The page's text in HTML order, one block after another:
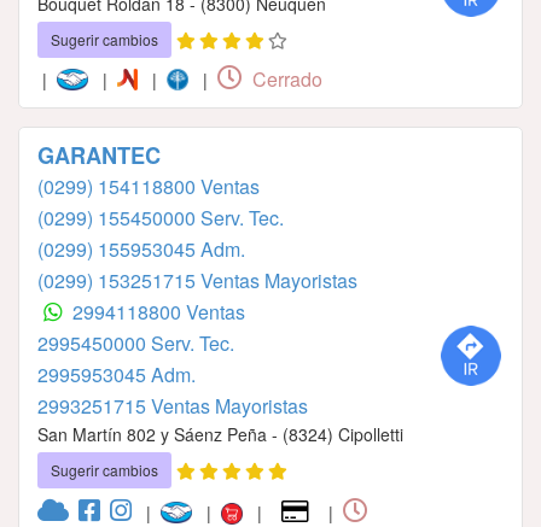
Sugerir cambios
| | | | Cerrado
GARANTEC
(0299) 154118800 Ventas
(0299) 155450000 Serv. Tec.
(0299) 155953045 Adm.
(0299) 153251715 Ventas Mayoristas
2994118800 Ventas
2995450000 Serv. Tec.
2995953045 Adm.
2993251715 Ventas Mayoristas
San Martín 802 y Sáenz Peña - (8324) Cipolletti
Sugerir cambios
| | | |